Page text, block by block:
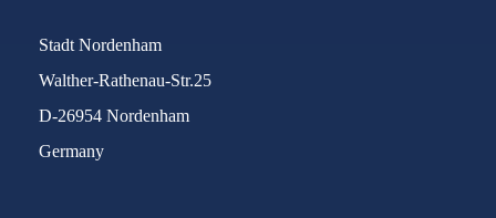
Stadt Nordenham
Walther-Rathenau-Str.25
D-26954 Nordenham
Germany